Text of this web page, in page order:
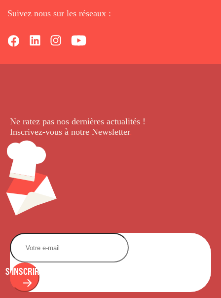
Suivez nous sur les réseaux :
Ne ratez pas nos dernières actualités !
Inscrivez-vous à notre Newsletter.
S'INSCRIRE